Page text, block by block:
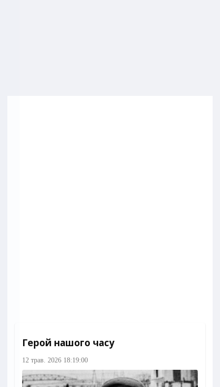
Герой нашого часу
12 трав. 2026 18:19:00